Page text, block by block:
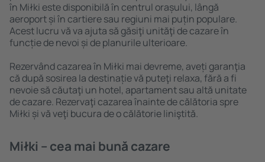
în Miłki este disponibilă în centrul orașului, lângă
aeroport și în cartiere sau regiuni mai puțin populare.
Acest lucru vă va ajuta să găsiţi unităţi de cazare în
funcție de nevoi și de planurile ulterioare.
Rezervând cazarea în Miłki mai devreme, aveți garanţia
că după sosirea la destinație vă puteţi relaxa, fără a fi
nevoie să căutaţi un hotel, apartament sau altă unitate
de cazare. Rezervaţi cazarea înainte de călătoria spre
Miłki și vă veţi bucura de o călătorie liniştită.
Miłki – cea mai bună cazare